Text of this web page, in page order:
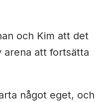
och Kim att det
arena att fortsätta
något eget, och